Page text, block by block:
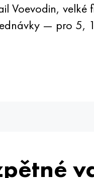
Voevodin,
— pro 5,